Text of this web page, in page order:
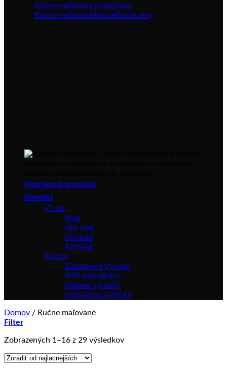
Ručne maľované peňaženky
Ručne maľované kancelárske sety
Podniková predajňa
Kontakt
O nás
Blog
Kto sme
Kontakt
Katalóg
Služby
Zákazková Výroba
B2B spolupráca
Kožené výrobky
Hodvábne výrobky
Domov / Ručne maľované
Filter
Zobrazených 1–16 z 29 výsledkovZoradené